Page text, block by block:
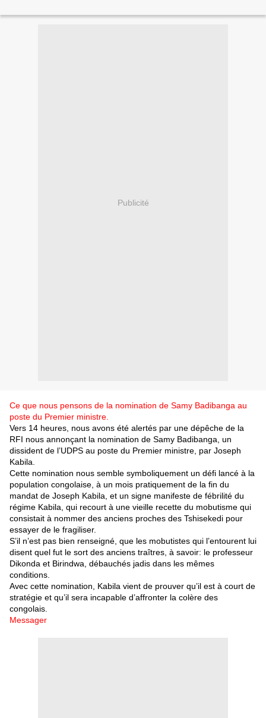
Publicité
Ce que nous pensons de la nomination de Samy Badibanga au
poste du Premier ministre.
Vers 14 heures, nous avons été alertés par une dépêche de la
RFI nous annonçant la nomination de Samy Badibanga, un
dissident de l’UDPS au poste du Premier ministre, par Joseph
Kabila.
Cette nomination nous semble symboliquement un défi lancé à la
population congolaise, à un mois pratiquement de la fin du
mandat de Joseph Kabila, et un signe manifeste de fébrilité du
régime Kabila, qui recourt à une vieille recette du mobutisme qui
consistait à nommer des anciens proches des Tshisekedi pour
essayer de le fragiliser.
S’il n’est pas bien renseigné, que les mobutistes qui l’entourent lui
disent quel fut le sort des anciens traîtres, à savoir: le professeur
Dikonda et Birindwa, débauchés jadis dans les mêmes
conditions.
Avec cette nomination, Kabila vient de prouver qu’il est à court de
stratégie et qu’il sera incapable d’affronter la colère des
congolais.
Messager